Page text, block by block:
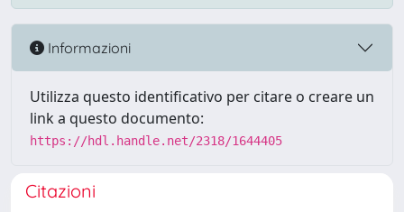
Informazioni
Utilizza questo identificativo per citare o creare un
link a questo documento:
https://hdl.handle.net/2318/1644405
Citazioni